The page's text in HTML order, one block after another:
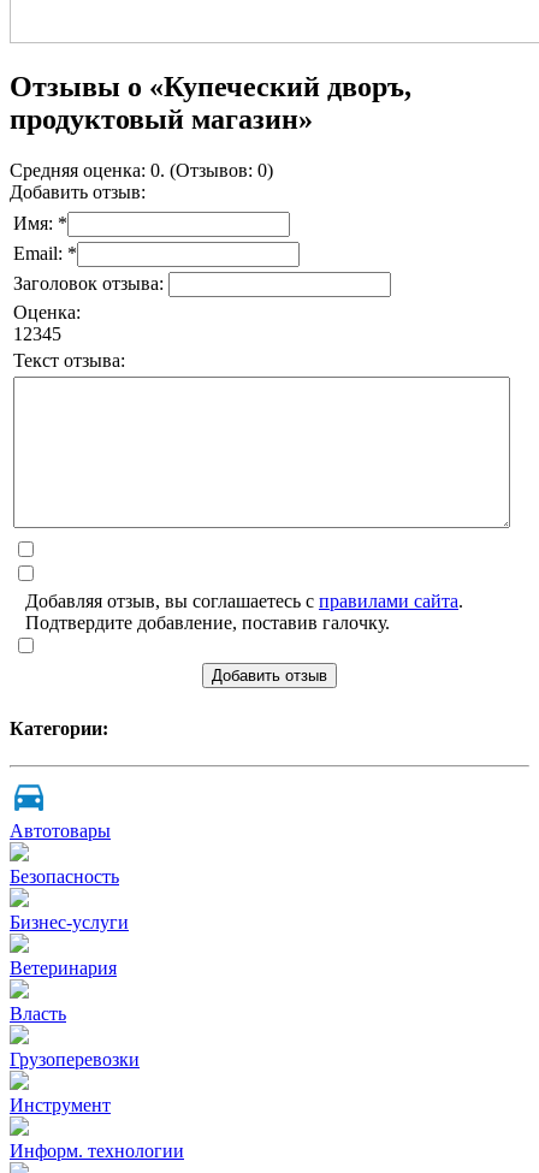
Отзывы о «Купеческий дворъ,
продуктовый магазин»
Средняя оценка: 0. (Отзывов: 0)
Добавить отзыв:
Имя: *
Email: *
Заголовок отзыва:
Оценка:
1 2345
Текст отзыва:
Добавляя отзыв, вы соглашаетесь с правилами сайта.
Подтвердите добавление, поставив галочку.
Добавить отзыв
Категории:
Автотовары
Безопасность
Бизнес-услуги
Ветеринария
Власть
Грузоперевозки
Инструмент
Информ. технологии